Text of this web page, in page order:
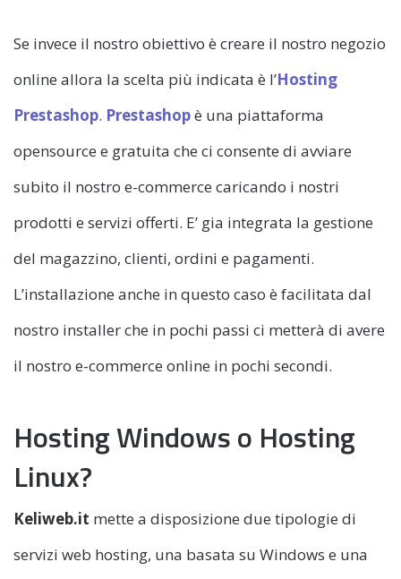
Se invece il nostro obiettivo è creare il nostro negozio
online allora la scelta più indicata è l’Hosting
Prestashop. Prestashopè una piattaforma
opensource e gratuita che ci consente di avviare
subito il nostro e-commerce caricando i nostri
prodotti e servizi offerti. E’ gia integrata la gestione
del magazzino, clienti, ordini e pagamenti.
L’installazione anche in questo caso è facilitata dal
nostro installer che in pochi passi ci metterà di avere
il nostro e-commerce online in pochi secondi.
Hosting Windows o Hosting
Linux?
Keliweb.it mette a disposizione due tipologie di
servizi web hosting, una basata su Windows e una